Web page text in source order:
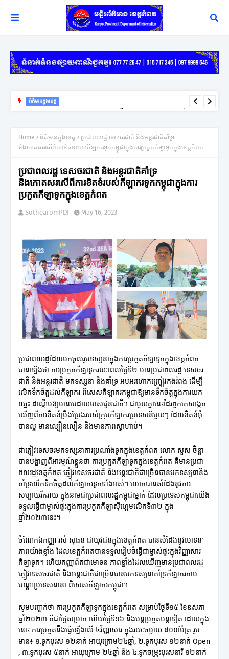
ព័ត៌មានក្នុងខេត្ត
Home ព័ត៌មានក្នុងខេត្ត
ប្រជាពលរដ្ឋ ទេសចរជាតិ និងអន្តរជាតិគាំទ្រ
និងកោតសរសើពីការខិតខំរបស់កីឡាករទូកកម្ពុជាក្នុងការប្រកួតកីឡាទូកក្នុងខេត្តកំពត
ប្រជាពលរដ្ឋ ទេសចរជាតិ និងអន្តរជាតិគាំទ្រ
និងកោតសរសើពីការខិតខំរបស់កីឡាករទូកកម្ពុជាក្នុងការ
ប្រកួតកីឡាទូកក្នុងខេត្តកំពត
SothearomPDI May 16, 2023
ប្រជាពលរដ្ឋដែលមកចូលរួមទស្សនាក្នុងការប្រកួតកីឡាទូកក្នុងខេត្តកំពត
បានឡើងថា ការប្រកួតកីឡាទូករយៈពេលថ្ងៃទី២ មានប្រជាពលរដ្ឋ ទេសចរ
ជាតិ និងអន្តរជាតិ មកទស្សនា និងគាំទ្រ អបអរហ៊ោកញ្ច្រៀវកងរំពង ដើម្បី
លើកទឹកចិត្តដល់កីឡាករ ពិសេសកីឡាករកម្ពុជាឱ្យមានទឹកចិត្តក្នុងការយក
ឈ្នះ ដណ្តើមឱ្យមានមេដាយមាសជូនជាតិ។ ជាមួយគ្នានេះដែរពួកគេសង្កេត
ឃើញពីការខិតខំប្រឹងប្រែងរបស់ក្រុមកីឡាករប្រទេសនីមួយៗ ដែលខិតខំអុំ
បានល្អ មានល្បឿនលឿន និងមានភាពស្វាហាប់។
ជាភ្ញៀវទេសចរមកទស្សនាការប្រណាំងទូកក្នុងខេត្តកំពត លោក សួស ចិន្តា
បានបង្ហាញពីអារម្មណ៍ខ្លួនថា ការប្រកួតកីឡាទូកក្នុងខេត្តកំពត គឺមានប្រជា
ពលរដ្ឋខេត្តកំពត ភ្ញៀវទេសចរជាតិ និងអន្តរជាតិជាច្រើនបានមកទស្សនានិង
គាំទ្រលើកទឹកចិត្តដល់កីឡាករទូកទាំងអស់។ លោកបានសំដែងនូវការ
សប្បាយរីករាយ ក្នុងនាមជាប្រជាពលរដ្ឋកម្ពុជាម្នាក់ ដែលប្រទេសកម្ពុជាយើង
ទទួលធ្វើជាម្ចាស់ផ្ទះក្នុងការប្រកួតកីឡាស៊ីហ្គេមលើកទី៣២ ក្នុង
ឆ្នាំ២០២៣នេះ។
ចំណែកឯកញ្ញា រស់ សុធន ជាយុវជនក្នុងខេត្តកំពត បានសំដែងនូវមោទនៈ
ភាពយ៉ាងខ្លាំង ដែលខេត្តកំពតបានទទួលរៀបចំធ្វើជាម្ចាស់ផ្ទះក្នុងវិញ្ញាសារ
កីឡាទូក។ ហើយកញ្ញាពិតជាមោទនៈភាពខ្លាំងដែលឃើញមានប្រជាពលរដ្ឋ
ភ្ញៀវទេសចរជាតិ និងអន្តរជាតិជាច្រើនបានមកទស្សនាគាំទ្រកីឡាករតាម
បណ្តាប្រទេសនានា ពិសេសកីឡាករកម្ពុជា។
សូមបញ្ចាក់ថា ការប្រកួតកីឡាទូកក្នុងខេត្តកំពត សម្រាប់ថ្ងៃទី១៥ ខែឧសភា
ឆ្នាំ២០២៣ គឺជាថ្ងៃសម្រាក ហើយថ្ងៃទី១៦ និងបន្តប្រកួតបន្តទៀត ដោយក្នុង
នោះ ការប្រកួតនឹងធ្វើឡើងលើ ៤វិញ្ញាសារ ក្នុងរយៈចម្ងាយ ៨០០ម៉ែត្រ រួម
មាន៖ ១.ទូកបុរស ១២នាក់ អាយុក្រោម២៤ឆ្នាំ, ២.ទូកបុរស ១២នាក់ Open
, ៣.ទូកបុរស ៥នាក់ អាយុក្រោម ២៤ឆ្នាំ និង ៤.ទូកចម្រុះបុរសនារី ១២នាក់